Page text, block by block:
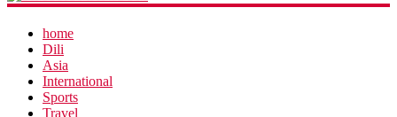
home
Dili
Asia
International
Sports
Travel